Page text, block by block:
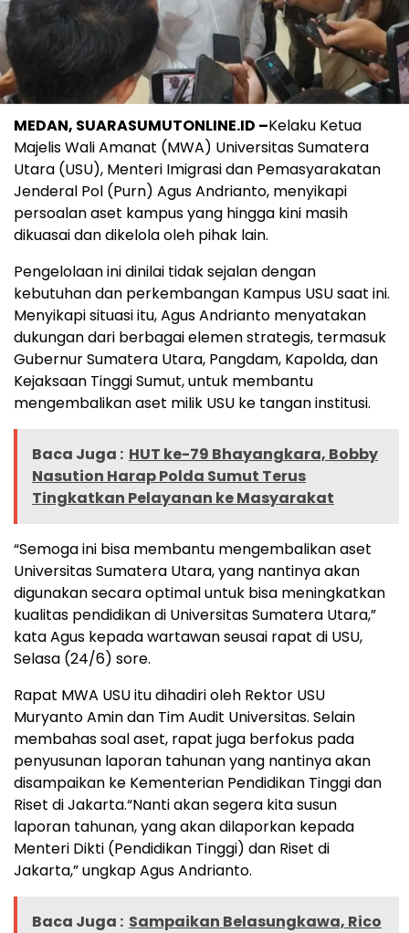
MEDAN, SUARASUMUTONLINE.ID –Kelaku Ketua
Majelis Wali Amanat (MWA) Universitas Sumatera
Utara (USU), Menteri Imigrasi dan Pemasyarakatan
Jenderal Pol (Purn) Agus Andrianto, menyikapi
persoalan aset kampus yang hingga kini masih
dikuasai dan dikelola oleh pihak lain.
Pengelolaan ini dinilai tidak sejalan dengan
kebutuhan dan perkembangan Kampus USU saat ini.
Menyikapi situasi itu, Agus Andrianto menyatakan
dukungan dari berbagai elemen strategis, termasuk
Gubernur Sumatera Utara, Pangdam, Kapolda, dan
Kejaksaan Tinggi Sumut, untuk membantu
mengembalikan aset milik USU ke tangan institusi.
Baca Juga : HUT ke-79 Bhayangkara, Bobby
Nasution Harap Polda Sumut Terus
Tingkatkan Pelayanan ke Masyarakat
“Semoga ini bisa membantu mengembalikan aset
Universitas Sumatera Utara, yang nantinya akan
digunakan secara optimal untuk bisa meningkatkan
kualitas pendidikan di Universitas Sumatera Utara,”
kata Agus kepada wartawan seusai rapat di USU,
Selasa (24/6) sore.
Rapat MWA USU itu dihadiri oleh Rektor USU
Muryanto Amin dan Tim Audit Universitas. Selain
membahas soal aset, rapat juga berfokus pada
penyusunan laporan tahunan yang nantinya akan
disampaikan ke Kementerian Pendidikan Tinggi dan
Riset di Jakarta.“Nanti akan segera kita susun
laporan tahunan, yang akan dilaporkan kepada
Menteri Dikti (Pendidikan Tinggi) dan Riset di
Jakarta,” ungkap Agus Andrianto.
Baca Juga : Sampaikan Belasungkawa, Rico